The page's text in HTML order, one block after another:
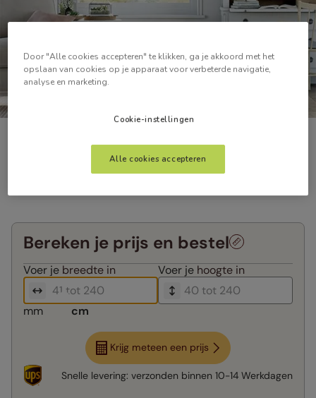
Bereken je prijs en bestel
Voer je breedte in Voer je hoogte in
mm cm
Krijg meteen een prijs
Snelle levering: verzonden binnen 10-14 Werkdagen
Door "Alle cookies accepteren" te klikken, ga je akkoord met het
opslaan van cookies op je apparaat voor verbeterde navigatie,
analyse en marketing.
Cookie-instellingen
Alle cookies accepteren